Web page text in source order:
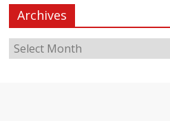
Archives